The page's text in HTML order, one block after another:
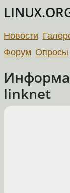
Новости
Форум Опросы
linknet